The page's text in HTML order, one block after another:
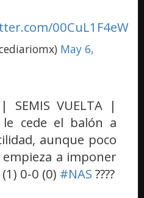
00CuL1F4eW
May 6,
| SEMIS VUELTA |
le cede el balón a
aunque poco
a imponer
(1) 0-0 (0) #NAS ????